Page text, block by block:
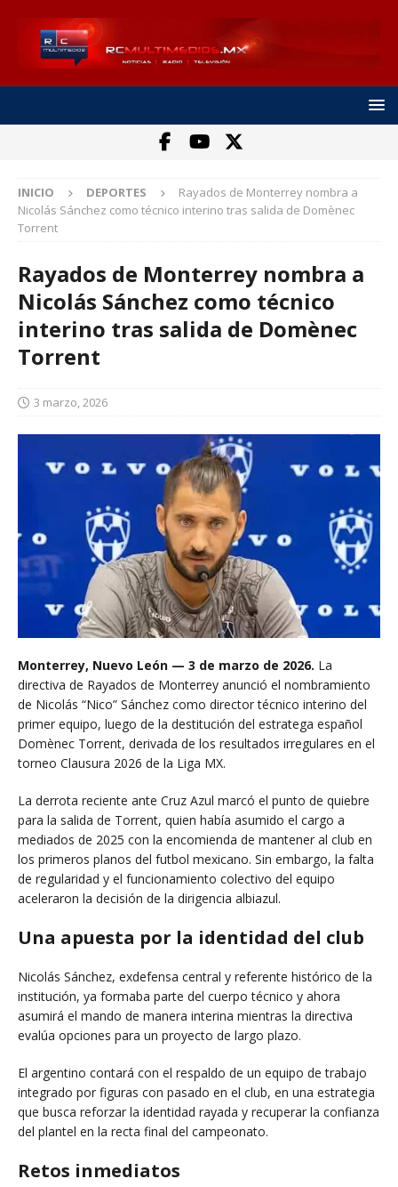
INICIO DEPORTES
Rayados de Monterrey nombra a
Nicolás Sánchez como técnico interino tras salida de Domènec
Torrent
Rayados de Monterrey nombra a
Nicolás Sánchez como técnico
interino tras salida de Domènec
Torrent
3 marzo, 2026
Monterrey, Nuevo León — 3 de marzo de 2026. La
directiva de Rayados de Monterrey anunció el nombramiento
de Nicolás “Nico” Sánchez como director técnico interino del
primer equipo, luego de la destitución del estratega español
Domènec Torrent, derivada de los resultados irregulares en el
torneo Clausura 2026 de la Liga MX.
La derrota reciente ante Cruz Azul marcó el punto de quiebre
para la salida de Torrent, quien había asumido el cargo a
mediados de 2025 con la encomienda de mantener al club en
los primeros planos del futbol mexicano. Sin embargo, la falta
de regularidad y el funcionamiento colectivo del equipo
aceleraron la decisión de la dirigencia albiazul.
Una apuesta por la identidad del club
Nicolás Sánchez, exdefensa central y referente histórico de la
institución, ya formaba parte del cuerpo técnico y ahora
asumirá el mando de manera interina mientras la directiva
evalúa opciones para un proyecto de largo plazo.
El argentino contará con el respaldo de un equipo de trabajo
integrado por figuras con pasado en el club, en una estrategia
que busca reforzar la identidad rayada y recuperar la confianza
del plantel en la recta final del campeonato.
Retos inmediatos